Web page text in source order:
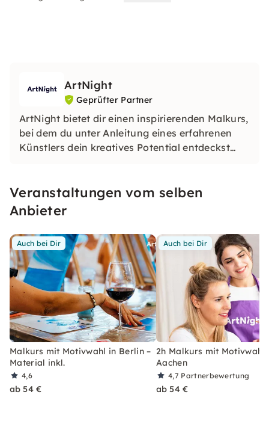
ArtNight
Geprüfter Partner
ArtNight bietet dir einen inspirierenden Malkurs,
bei dem du unter Anleitung eines erfahrenen
Künstlers dein kreatives Potential entdeckst
jedermann, ob Anfänger oder Fortgeschrittener.
Veranstaltungen vom selben
Anbieter
Auch bei Dir
Malkurs mit Motivwahl in Berlin –
Material inkl.
4,6
ab 54 €
Auch bei Dir
2h Malkurs mit Motivwahl
Aachen
4,7 Partnerbewertung
ab 54 €